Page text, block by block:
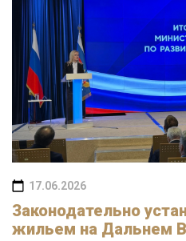
17.06.2026
Законодательно
жильем на Дальнем